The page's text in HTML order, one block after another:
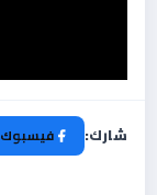
شارك: فيسبوك